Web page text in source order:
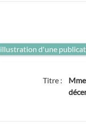
illustration d'une
Titre :